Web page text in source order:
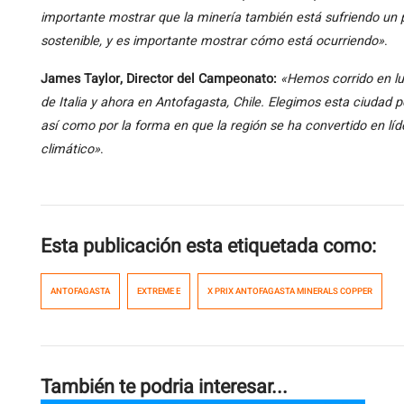
importante mostrar que la minería también está sufriendo
sostenible, y es importante mostrar cómo está ocurriendo».
James Taylor, Director del Campeonato: «Hemos corrido en
de Italia y ahora en Antofagasta, Chile. Elegimos esta
así como por la forma en que la región se ha convertido en
climático».
Esta publicación esta etiquetada como:
ANTOFAGASTA EXTREME E X PRIX ANTOFAGASTA MINERALS COPPER
También te podria interesar...